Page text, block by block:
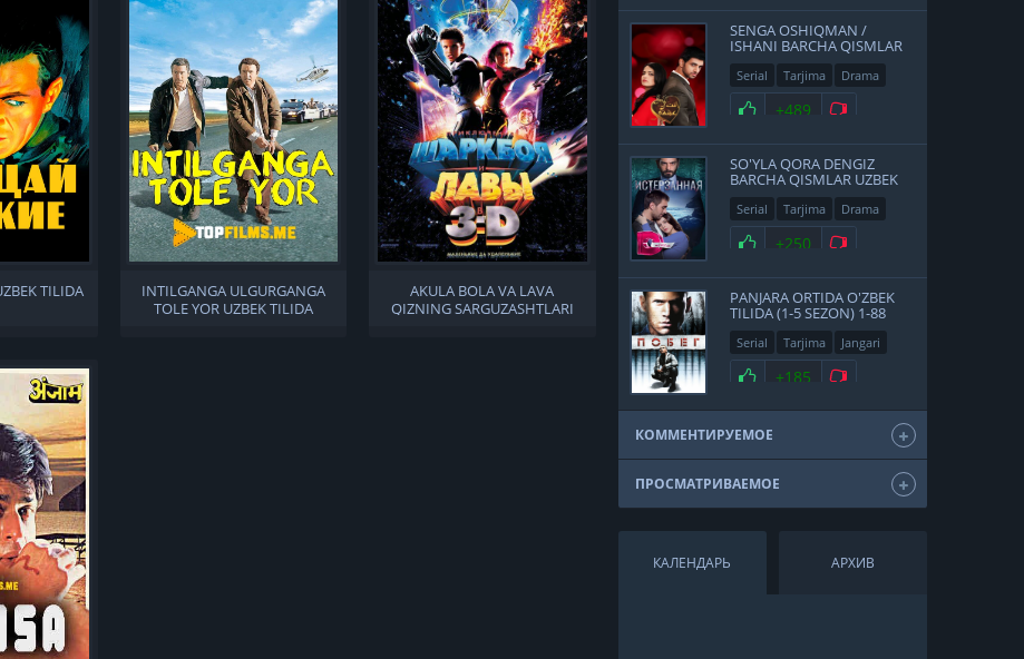
TILIDA
INTILGANGA ULGURGANGA
TOLE YOR UZBEK TILIDA
AKULA BOLA VA LAVA
QIZNING SARGUZASHTLARI
SENGA OSHIQMAN /
ISHANI BARCHA QISMLAR
UZBEK TILIDA
Serial Tarjima
Drama
Hind
+489
SO'YLA QORA DENGIZ
BARCHA QISMLAR UZBEK
TILIDA
Serial Tarjima
Drama
Turk
+250
PANJARA ORTIDA O'ZBEK
TILIDA (1-5 SEZON) 1-88
QISM HD
Serial Tarjima
Jangari
Drama
+185
КОММЕНТИРУЕМОЕ
ПРОСМАТРИВАЕМОЕ
КАЛЕНДАРЬ АРХИВ